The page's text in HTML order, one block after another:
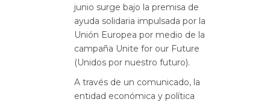
junio surge bajo la premisa de
ayuda solidaria impulsada por la
Unión Europea por medio de la
campaña Unite for our Future
(Unidos por nuestro futuro).
A través de un comunicado, la
entidad económica y política